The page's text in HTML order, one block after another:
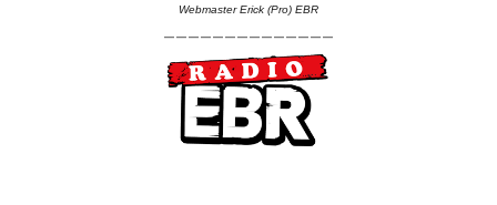
Webmaster Erick (Pro) EBR
--------------